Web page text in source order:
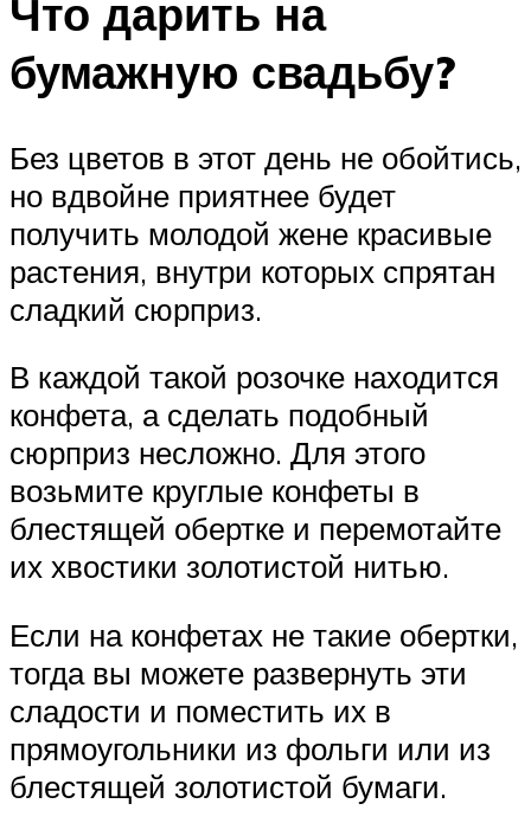
Что дарить на
бумажную свадьбу?
Без цветов в этот день не обойтись,
но вдвойне приятнее будет
получить молодой жене красивые
растения, внутри которых спрятан
сладкий сюрприз.
В каждой такой розочке находится
конфета, а сделать подобный
сюрприз несложно. Для этого
возьмите круглые конфеты в
блестящей обертке и перемотайте
их хвостики золотистой нитью.
Если на конфетах не такие обертки,
тогда вы можете развернуть эти
сладости и поместить их в
прямоугольники из фольги или из
блестящей золотистой бумаги.